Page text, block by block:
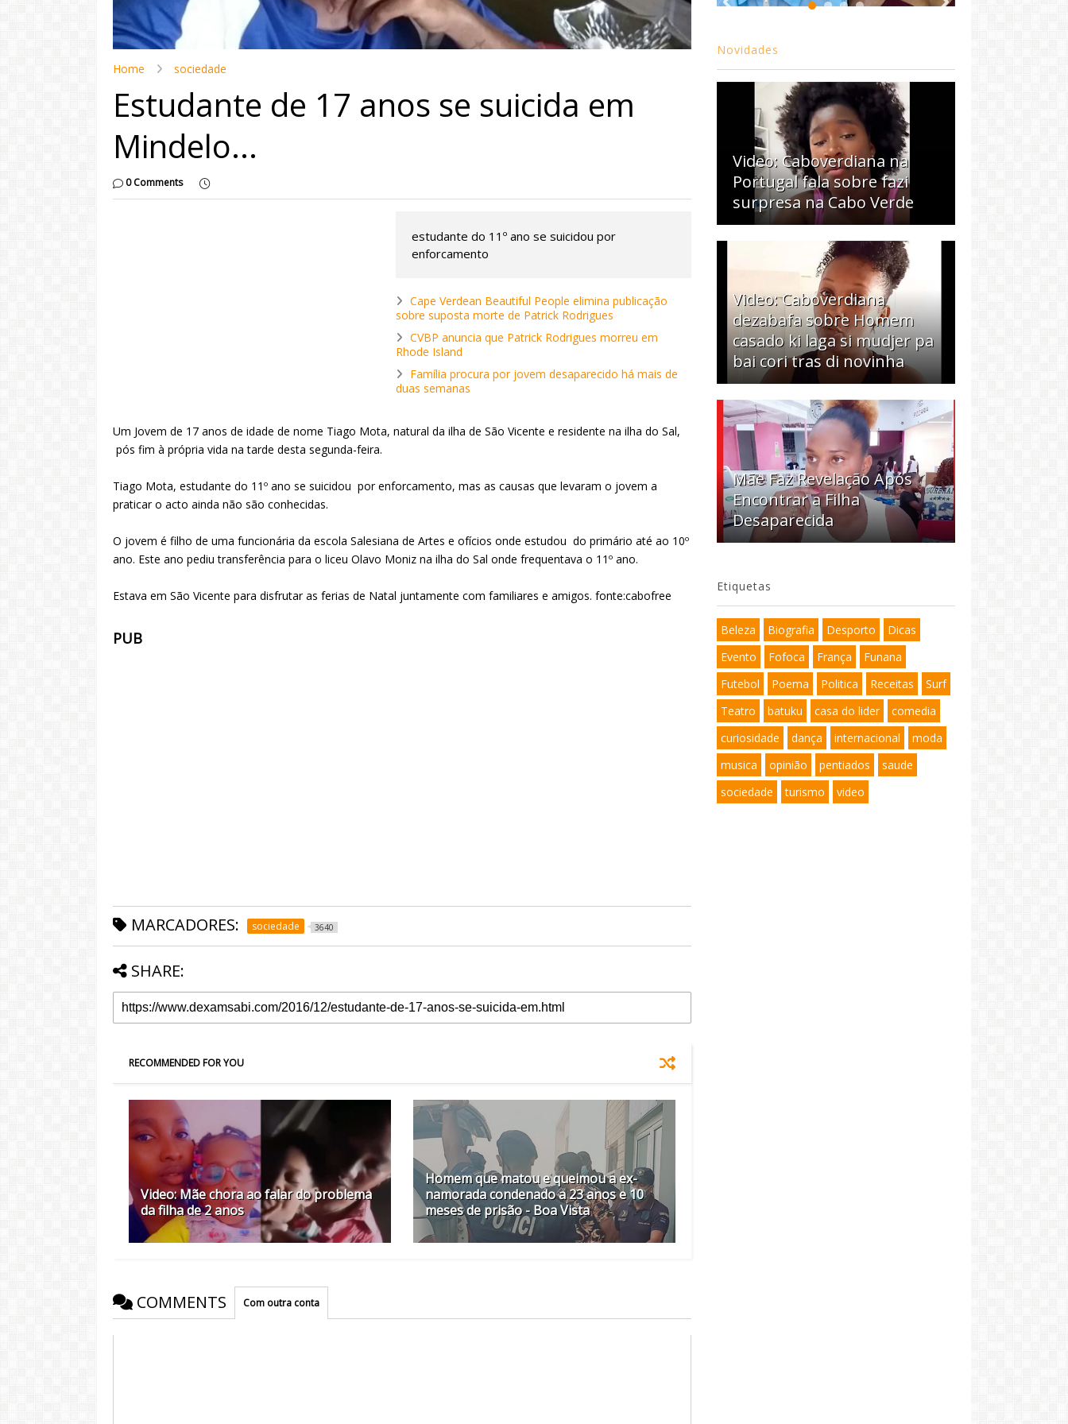
Home sociedade
Estudante de 17 anos se suicida em
Mindelo...
0 Comments
estudante do 11º ano se suicidou por
enforcamento
Cape Verdean Beautiful People elimina publicação
sobre suposta morte de Patrick Rodrigues
CVBP anuncia que Patrick Rodrigues morreu em
Rhode Island
Família procura por jovem desaparecido há mais de
duas semanas
Um Jovem de 17 anos de idade de nome Tiago Mota, natural da ilha de São Vicente e residente na ilha do Sal,
pós fim à própria vida na tarde desta segunda-feira.
Tiago Mota, estudante do 11º ano se suicidou por enforcamento, mas as causas que levaram o jovem a
praticar o acto ainda não são conhecidas.
O jovem é filho de uma funcionária da escola Salesiana de Artes e ofícios onde estudou do primário até ao 10º
ano. Este ano pediu transferência para o liceu Olavo Moniz na ilha do Sal onde frequentava o 11º ano.
Estava em São Vicente para disfrutar as ferias de Natal juntamente com familiares e amigos. fonte:cabofree
PUB
MARCADORES: sociedade 3640
SHARE:
RECOMMENDED FOR YOU
Video: Mãe chora ao falar do problema
da filha de 2 anos
Homem que matou e queimou a ex-
namorada condenado a 23 anos e 10
meses de prisão - Boa Vista
COMMENTS Com outra conta
Novidades
Video: Caboverdiana na
Portugal fala sobre fazi
surpresa na Cabo Verde
Video: Caboverdiana
dezabafa sobre Homem
casado ki laga si mudjer pa
bai cori tras di novinha
Mãe Faz Revelação Após
Encontrar a Filha
Desaparecida
Etiquetas
Beleza Biografia Desporto
Dicas
Evento
Fofoca França
Funana
Futebol
Poema Politica Receitas
Surf
Teatro
batuku casa do lider
comedia
curiosidade
dança internacional
moda
musica
opinião pentiados
saude
sociedade
turismo video